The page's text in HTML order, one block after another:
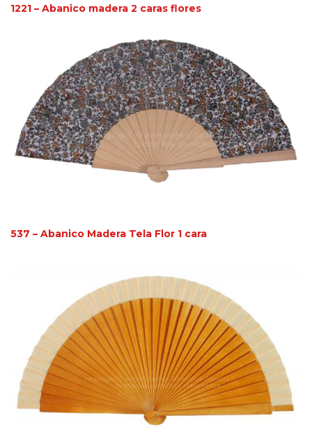
1221 – Abanico madera 2 caras flores
537 – Abanico Madera Tela Flor 1 cara